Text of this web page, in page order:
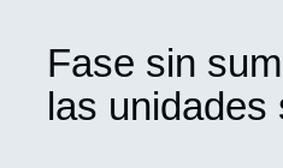
Fase sin
las unidades